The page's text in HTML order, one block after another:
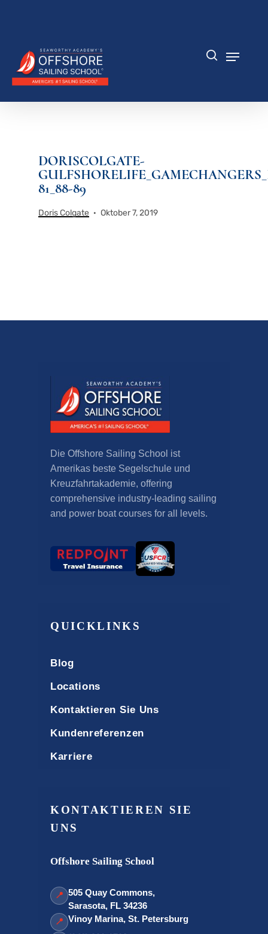
DORISCOLGATE-
81_88-89
Doris Colgate Oktober 7, 2019
Die Offshore Sailing School ist
Amerikas beste Segelschule und
Kreuzfahrtakademie, offering
comprehensive industry-leading sailing
and power boat courses for all levels.
QUICKLINKS
Blog
Locations
Kontaktieren Sie Uns
Kundenreferenzen
Karriere
KONTAKTIEREN SIE
UNS
Offshore Sailing School
📍 505 Quay Commons,
Sarasota, FL 34236
📍 Vinoy Marina, St. Petersburg